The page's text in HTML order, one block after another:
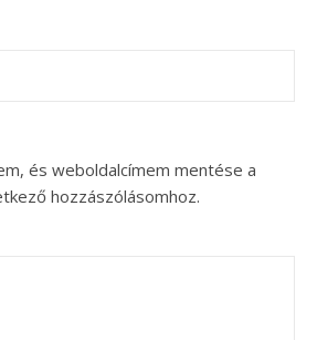
és weboldalcímem mentése a
hozzászólásomhoz.